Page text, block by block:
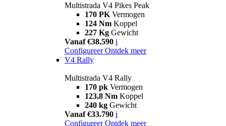
Multistrada V4 Pikes Peak
170 PK Vermogen
124 Nm Koppel
227 Kg Gewicht
Vanaf €38.590 i
Configureer Ontdek meer
V4 Rally
Multistrada V4 Rally
170 pk Vermogen
123,8 Nm Koppel
240 kg Gewicht
Vanaf €33.790 i
Configureer Ontdek meer